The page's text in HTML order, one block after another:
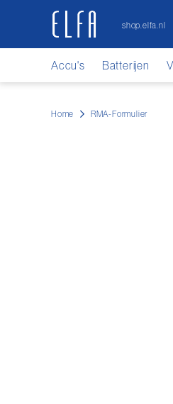
Home RMA-Formulier
shop.elfa.nl
Accu's Batterijen